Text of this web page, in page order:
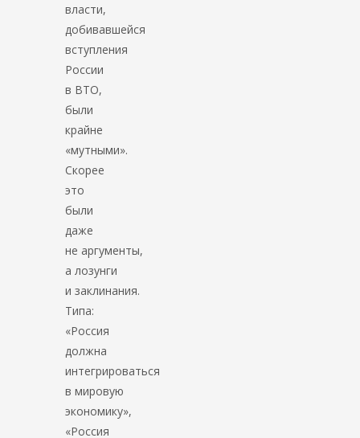
власти,
добивавшейся
вступления
России
в ВТО,
были
крайне
«мутными».
Скорее
это
были
даже
не аргументы,
а лозунги
и заклинания.
Типа:
«Россия
должна
интегрироваться
в мировую
экономику»,
«Россия